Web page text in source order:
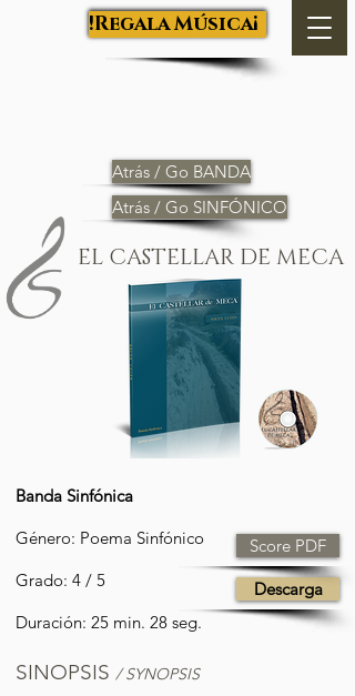
Salva Luján ¡Regala Música!
Atrás / Go BANDA
Atrás / Go SINFÓNICO
EL CASTELLAR DE MECA
Banda Sinfónica
Género: Poema Sinfónico
Grado: 4 / 5
Duración: 25 min. 28 seg.
Score PDF
Descarga
SINOPSIS / SYNOPSIS